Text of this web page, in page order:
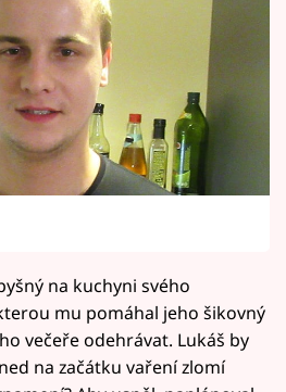
na kuchyni svého
mu pomáhal jeho šikovný
večeře odehrávat. Lukáš by
na začátku vaření zlomí